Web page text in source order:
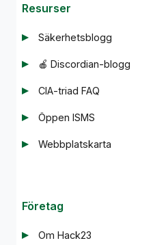
Resurser
Säkerhetsblogg
🍎 Discordian-blogg
CIA-triad FAQ
Öppen ISMS
Webbplatskarta
Företag
Om Hack23